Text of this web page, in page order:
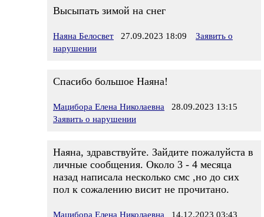
Высыпать зимой на снег
Наяна Белосвет 27.09.2023 18:09
Заявить о
нарушении
Спасибо большое Наяна!
Мацибора Елена Николаевна 28.09.2023 13:15
Заявить о нарушении
Наяна, здравствуйте. Зайдите пожалуйста в
личные сообщения. Около 3 - 4 месяца
назад написала несколько смс ,но до сих
пол к сожалению висит не прочитано.
Мацибора Елена Николаевна 14.12.2023 03:43